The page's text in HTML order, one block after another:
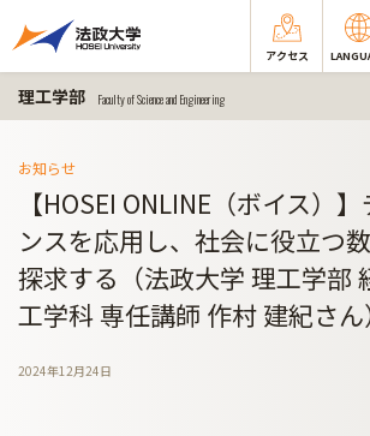
アクセス
理工学部 Faculty of Science and Engineering
お知らせ
【HOSEI ONLINE（ボイス）
ンスを応用し、社会に役立つ
探求する（法政大学 理工学部
工学科 専任講師 作村 建紀さん
2024年12月24日